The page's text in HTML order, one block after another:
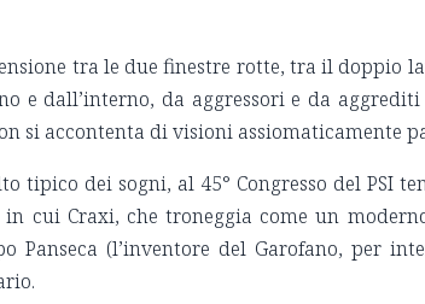
tra le due finestre rotte, tra il doppio
e dall’interno, da aggressori e da aggrediti
si accontenta di visioni assiomaticamente
tipico dei sogni, al 45° Congresso del PSI
cui Craxi, che troneggia come un
(l’inventore del Garofano, per